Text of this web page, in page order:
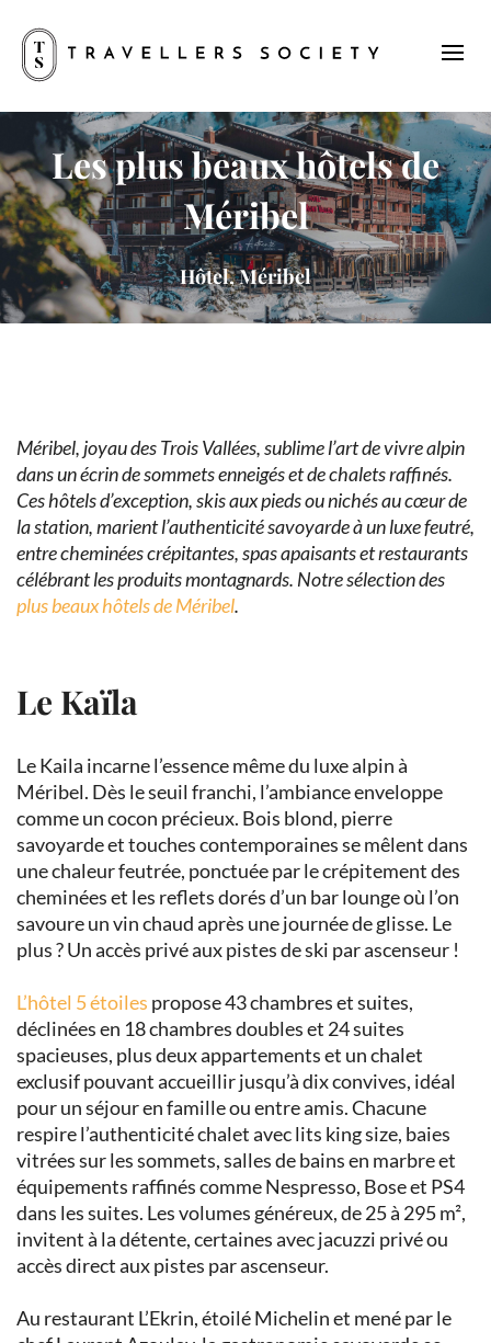
Les plus beaux hôtels de
Méribel
Hôtel, Méribel
Méribel, joyau des Trois Vallées, sublime l’art de vivre alpin
dans un écrin de sommets enneigés et de chalets raffinés.
Ces hôtels d’exception, skis aux pieds ou nichés au cœur de
la station, marient l’authenticité savoyarde à un luxe feutré,
entre cheminées crépitantes, spas apaisants et restaurants
célébrant les produits montagnards. Notre sélection des
plus beaux hôtels de Méribel.
Le Kaïla
Le Kaila incarne l’essence même du luxe alpin à
Méribel. Dès le seuil franchi, l’ambiance enveloppe
comme un cocon précieux. Bois blond, pierre
savoyarde et touches contemporaines se mêlent dans
une chaleur feutrée, ponctuée par le crépitement des
cheminées et les reflets dorés d’un bar lounge où l’on
savoure un vin chaud après une journée de glisse. Le
plus ? Un accès privé aux pistes de ski par ascenseur !
L’hôtel 5 étoiles propose 43 chambres et suites,
déclinées en 18 chambres doubles et 24 suites
spacieuses, plus deux appartements et un chalet
exclusif pouvant accueillir jusqu’à dix convives, idéal
pour un séjour en famille ou entre amis. Chacune
respire l’authenticité chalet avec lits king size, baies
vitrées sur les sommets, salles de bains en marbre et
équipements raffinés comme Nespresso, Bose et PS4
dans les suites. Les volumes généreux, de 25 à 295 m²,
invitent à la détente, certaines avec jacuzzi privé ou
accès direct aux pistes par ascenseur.
Au restaurant L’Ekrin, étoilé Michelin et mené par le